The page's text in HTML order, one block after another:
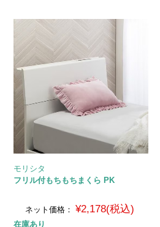
モリシタ
フリル付もちもちまくら PK
ネット価格： ¥2,178(税込)
在庫あり